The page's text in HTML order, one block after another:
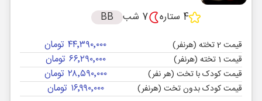
4 ستاره
7 شب BB
قیمت 2 تخته (هرنفر) ۴۴٬۳۹۰٬۰۰۰ تومان
قیمت 1 تخته (هرنفر) ۶۶٬۲۹۰٬۰۰۰ تومان
قیمت کودک با تخت (هر نفر) ۲۸٬۵۹۰٬۰۰۰ تومان
قیمت کودک بدون تخت (هرنفر) ۱۶٬۹۹۰٬۰۰۰ تومان